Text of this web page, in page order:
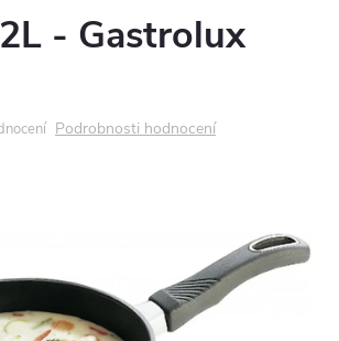
- Gastrolux
Podrobnosti hodnocení